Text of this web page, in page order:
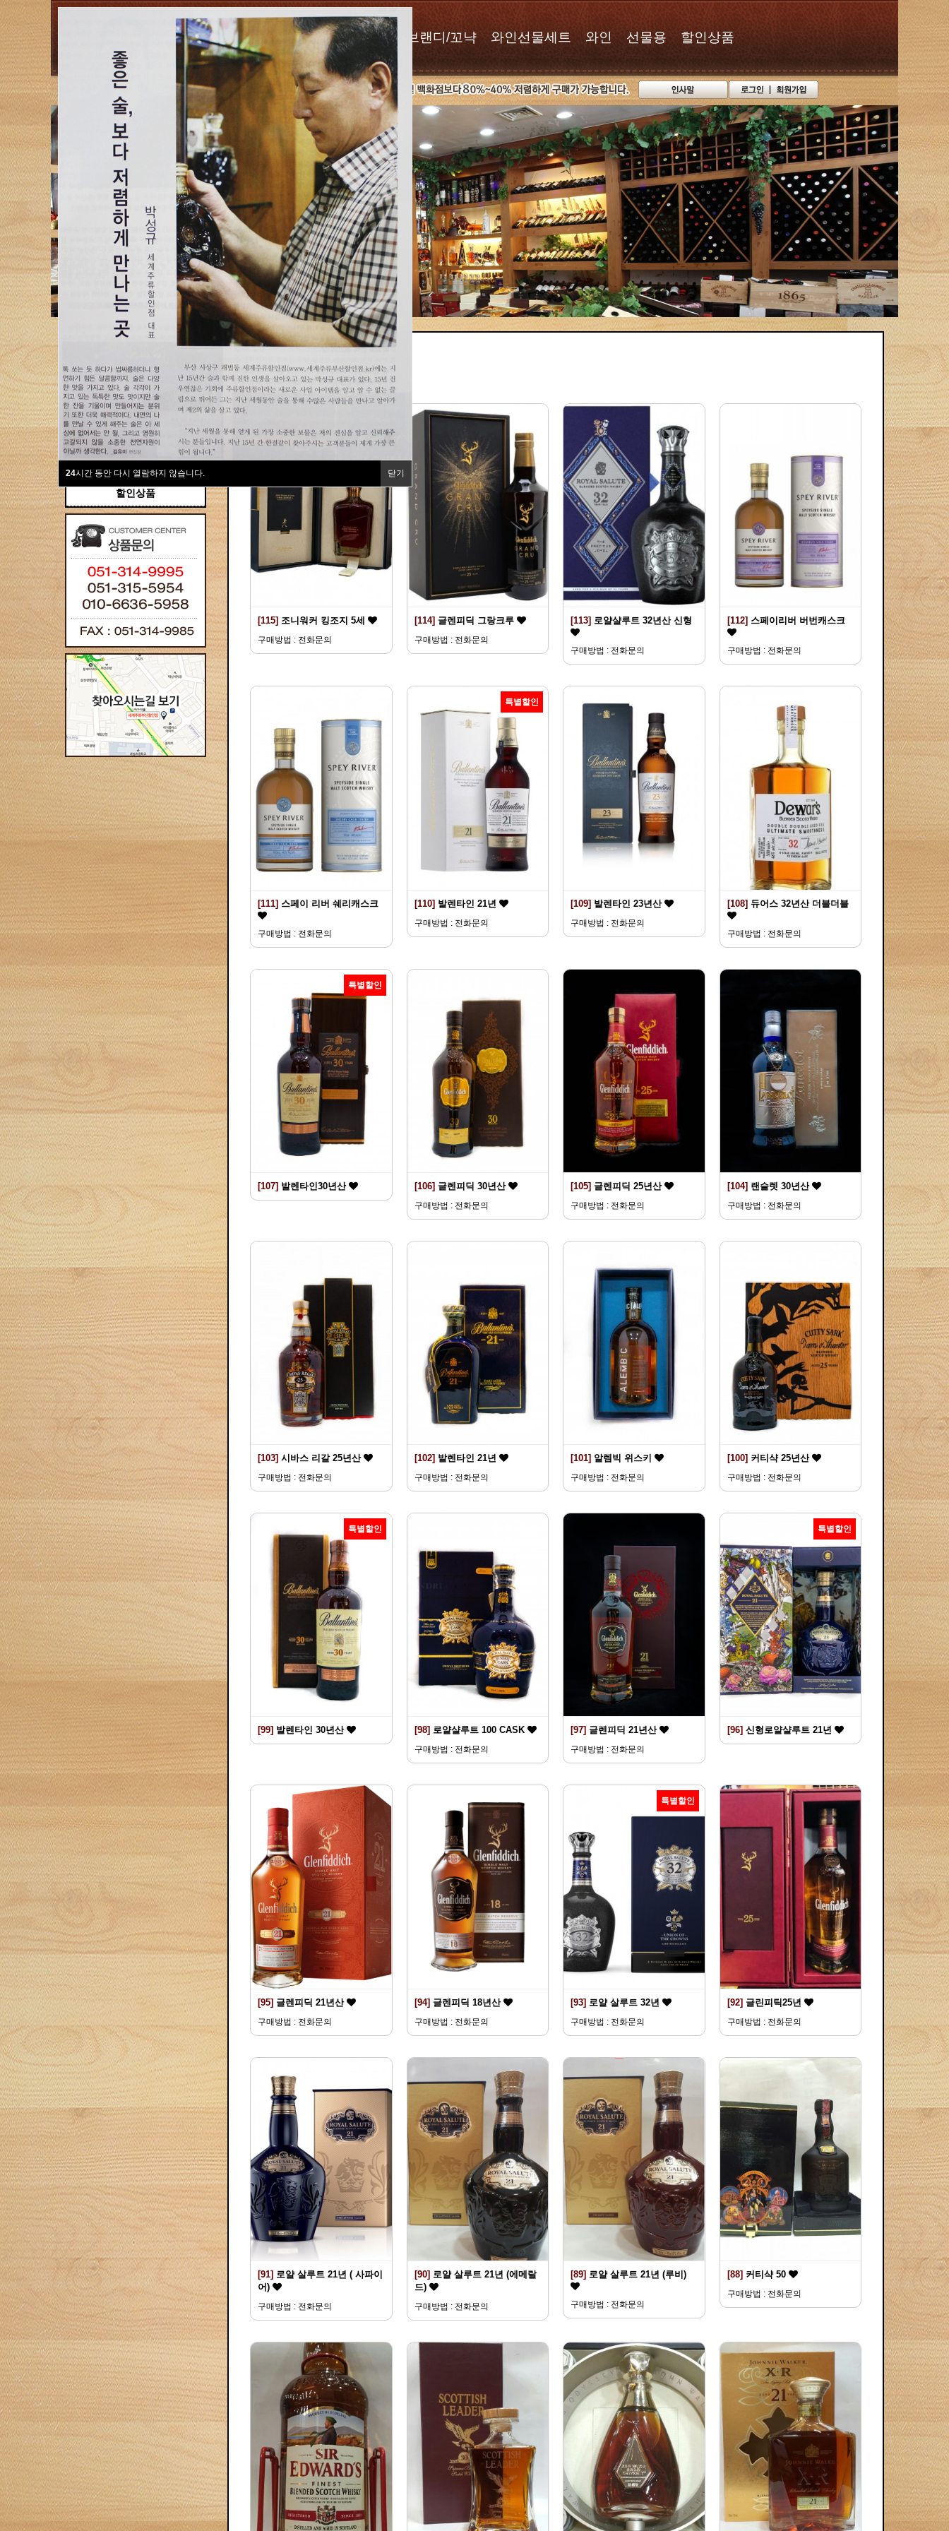
24시간 동안 다시 열람하지 않습니다. 닫기
위스키 브랜디/꼬냑 와인선물세트 와인 선물용 할인상품
새계주류부산할인점
위스키
브랜디/꼬냑
와인선물세트
와인
선물용
할인상품
Total 115건1 페이지
[115] 조니워커 킹조지 5세
구매방법 : 전화문의
[114] 글렌피딕 그랑크루
구매방법 : 전화문의
[113] 로얄샬루트 32년산 신형
구매방법 : 전화문의
[112] 스페이리버 버번캐스크
구매방법 : 전화문의
[111] 스페이 리버 쉐리캐스크
구매방법 : 전화문의
특별할인
[110]발렌타인 21년
구매방법 : 전화문의
[109] 발렌타인 23년산
구매방법 : 전화문의
[108]듀어스 32년산 더블더블
구매방법 : 전화문의
특별할인
[107] 발렌타인30년산 [106] 글렌피딕 30년산
구매방법 : 전화문의
[105] 글렌피딕 25년산
구매방법 : 전화문의
[104] 랜슬렛 30년산
구매방법 : 전화문의
[103] 시바스 리갈 25년산
구매방법 : 전화문의
[102] 발렌타인 21년
구매방법 : 전화문의
[101] 알렘빅 위스키
구매방법 : 전화문의
[100] 커티샥 25년산
구매방법 : 전화문의
특별할인
[99] 발렌타인 30년산 [98] 로얄샬루트 100 CASK
구매방법 : 전화문의
[97] 글렌피딕 21년산
구매방법 : 전화문의
특별할인
[96] 신형로얄샬루트 21년
[95] 글렌피딕 21년산
구매방법 : 전화문의
[94]글렌피딕 18년산
구매방법 : 전화문의
특별할인
[93] 로얄 살루트 32년
구매방법 : 전화문의
[92]글린피틱25년
구매방법 : 전화문의
[91] 로얄 살루트 21년 ( 사파이
어)
구매방법 : 전화문의
[90] 로얄 살루트 21년 (에메랄
드)
구매방법 : 전화문의
[89] 로얄 살루트 21년 (루비)
구매방법 : 전화문의
[88] 커티샥 50
구매방법 : 전화문의